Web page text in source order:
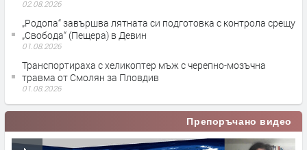
02.08.2026
„Родопа“ завършва лятната си подготовка с контрола срещу
„Свобода“ (Пещера) в Девин
01.08.2026
Транспортираха с хеликоптер мъж с черепно-мозъчна
травма от Смолян за Пловдив
01.08.2026
Препоръчано видео